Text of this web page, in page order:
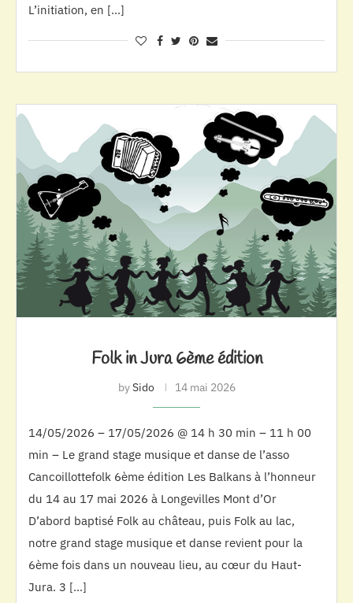
L’initiation, en […]
Folk in Jura 6ème édition
bySido 14 mai 2026
14/05/2026 – 17/05/2026 @ 14 h 30 min – 11 h 00
min – Le grand stage musique et danse de l’asso
Cancoillottefolk 6ème édition Les Balkans à l’honneur
du 14 au 17 mai 2026 à Longevilles Mont d’Or
D’abord baptisé Folk au château, puis Folk au lac,
notre grand stage musique et danse revient pour la
6ème fois dans un nouveau lieu, au cœur du Haut-
Jura. 3 […]